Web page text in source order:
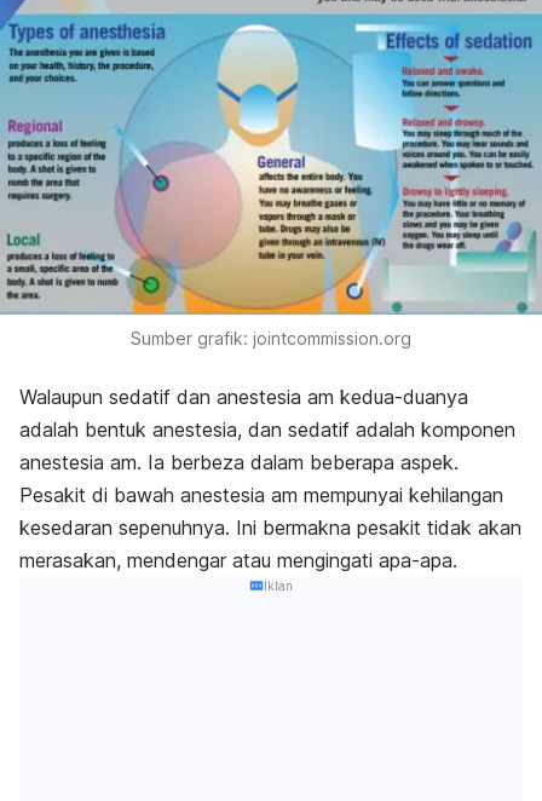
Sumber grafik: jointcommission.org
Walaupun sedatif dan anestesia am kedua-duanya
adalah bentuk anestesia, dan sedatif adalah komponen
anestesia am. Ia berbeza dalam beberapa aspek.
Pesakit di bawah anestesia am mempunyai kehilangan
kesedaran sepenuhnya. Ini bermakna pesakit tidak akan
merasakan, mendengar atau mengingati apa-apa.
Iklan